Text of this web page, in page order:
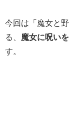
今回は「魔女と
る、
魔女に呪い
す。